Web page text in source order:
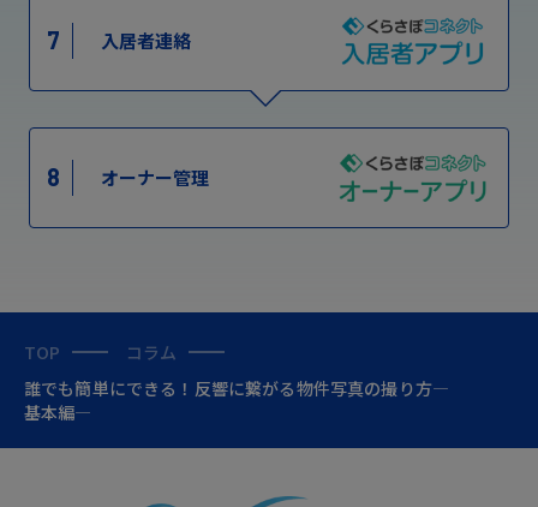
7 入居者連絡
8 オーナー管理
TOP
コラム
誰でも簡単にできる！反響に繋がる物件写真の撮り方―
基本編―